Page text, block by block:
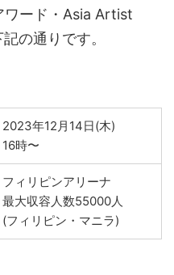
ワード・Asia Artist
の通りです。
2023年12月14日(木)
16時〜
フィリピンアリーナ
最大収容人数55000人
(フィリピン・マニラ)